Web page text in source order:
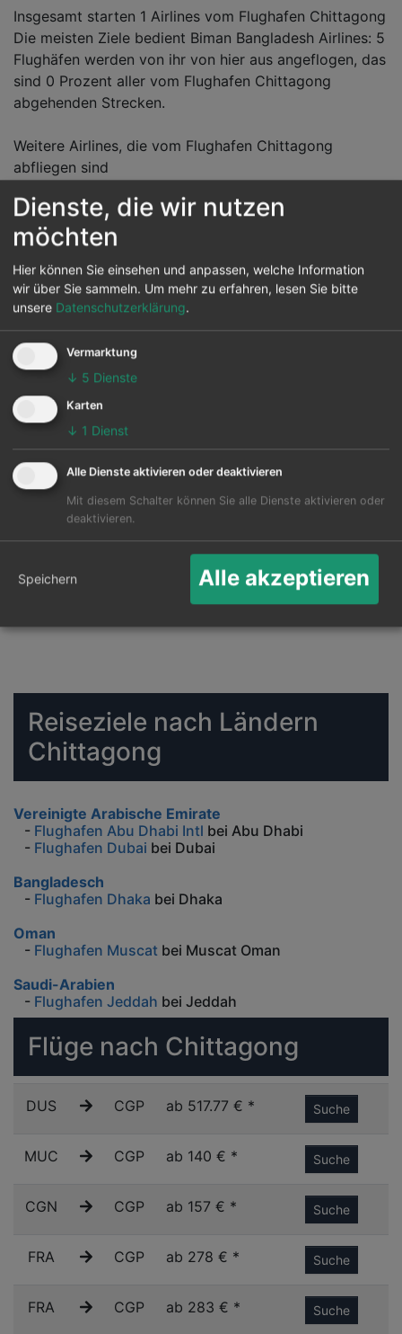
Insgesamt starten 1 Airlines vom Flughafen Chittagong
Die meisten Ziele bedient Biman Bangladesh Airlines: 5
Flughäfen werden von ihr von hier aus angeflogen, das
sind 0 Prozent aller vom Flughafen Chittagong
abgehenden Strecken.
Weitere Airlines, die vom Flughafen Chittagong
abfliegen sind
Reiseziele von Chittagong
Vom Flughafen Chittagong können 5 andere Flughäfen
in diversen Ländern werden auch angeflogen.
Hauptziel ist der Abu Dhabi Intl in Abu Dhabi.
Die Karte zeigt die 25 häufigsten Flugziele ab
Chittagong:
Reiseziele nach Ländern
Chittagong
Vereinigte Arabische Emirate
- Flughafen Abu Dhabi Intl bei Abu Dhabi
- Flughafen Dubai bei Dubai
Bangladesch
- Flughafen Dhaka bei Dhaka
Oman
- Flughafen Muscat bei Muscat Oman
Saudi-Arabien
- Flughafen Jeddah bei Jeddah
Flüge nach Chittagong
DUS CGP ab 517.77 € * Suche
MUC CGP ab 140 € * Suche
CGN CGP ab 157 € * Suche
FRA CGP ab 278 € * Suche
FRA CGP ab 283 € * Suche
Dienste, die wir nutzen
möchten
Hier können Sie einsehen und anpassen, welche Information
wir über Sie sammeln. Um mehr zu erfahren, lesen Sie bitte
unsere Datenschutzerklärung.
Vermarktung
↓ 5 Dienste
Karten
↓ 1 Dienst
Alle Dienste aktivieren oder deaktivieren
Mit diesem Schalter können Sie alle Dienste aktivieren oder
deaktivieren.
Speichern Alle akzeptieren